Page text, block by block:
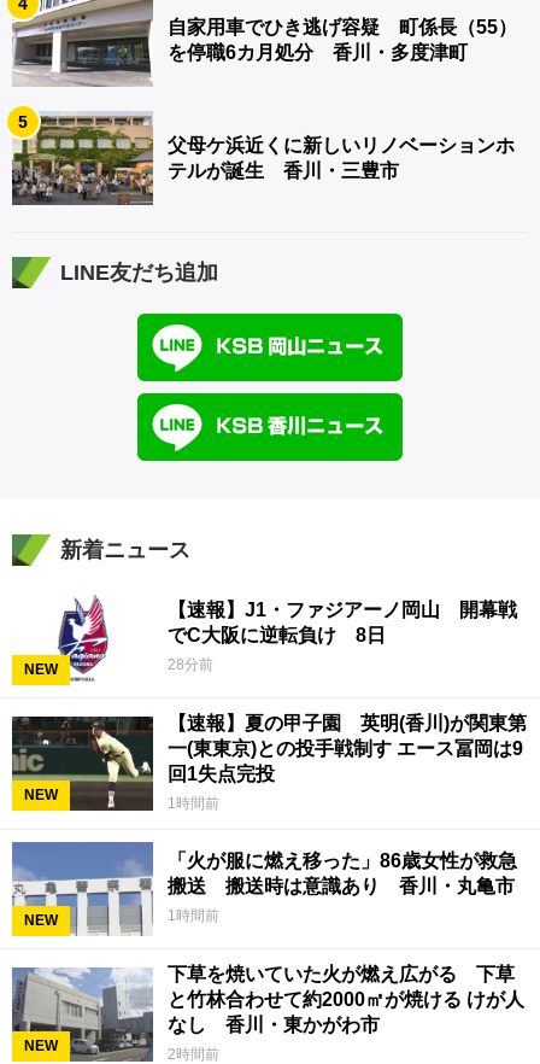
自家用車でひき逃げ容疑 町係長（55）
を停職6カ月処分 香川・多度津町
5
父母ケ浜近くに新しいリノベーションホ
テルが誕生 香川・三豊市
LINE友だち追加
新着ニュース
NEW
【速報】J1・ファジアーノ岡山 開幕戦
でC大阪に逆転負け 8日
28分前
NEW
【速報】夏の甲子園 英明(香川)が関東第
一(東東京)との投手戦制す エース冨岡は9
回1失点完投
1時間前
NEW
「火が服に燃え移った」86歳女性が救急
搬送 搬送時は意識あり 香川・丸亀市
1時間前
NEW
下草を焼いていた火が燃え広がる 下草
と竹林合わせて約2000㎡が焼ける けが人
なし 香川・東かがわ市
2時間前